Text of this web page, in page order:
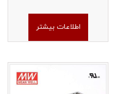
اطلاعات بیشتر